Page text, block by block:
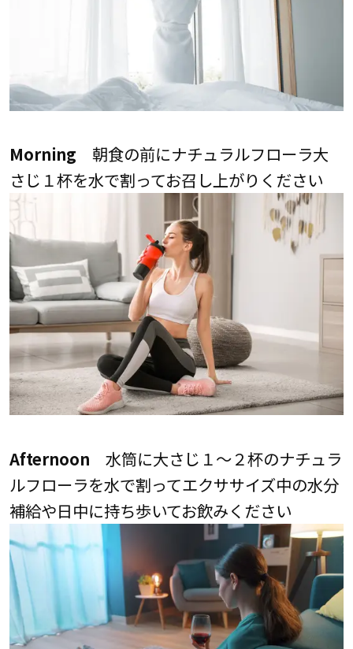
Morning 朝食の前にナチュラルフローラ大
さじ１杯を水で割ってお召し上がりください
Afternoon 水筒に大さじ１～２杯のナチュラ
ルフローラを水で割ってエクササイズ中の水分
補給や日中に持ち歩いてお飲みください